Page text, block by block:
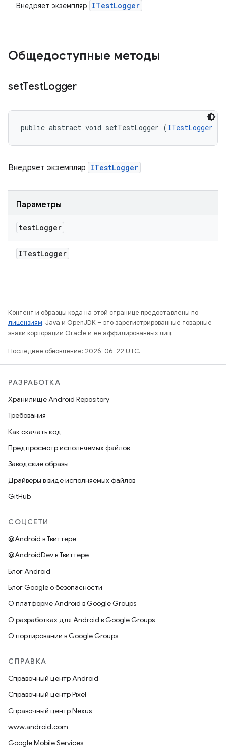
Внедряет экземпляр ITestLogger
Общедоступные методы
setTestLogger
public abstract void setTestLogger (ITestLogger
Внедряет экземпляр ITestLogger
Параметры
testLogger
ITestLogger
Контент и образцы кода на этой странице предоставлены по
лицензиям. Java и OpenJDK – это зарегистрированные товарные
знаки корпорации Oracle и ее аффилированных лиц.
Последнее обновление: 2026-06-22 UTC.
РАЗРАБОТКА
Хранилище Android Repository
Требования
Как скачать код
Предпросмотр исполняемых файлов
Заводские образы
Драйверы в виде исполняемых файлов
GitHub
СОЦСЕТИ
@Android в Твиттере
@AndroidDev в Твиттере
Блог Android
Блог Google о безопасности
О платформе Android в Google Groups
О разработках для Android в Google Groups
О портировании в Google Groups
СПРАВКА
Справочный центр Android
Справочный центр Pixel
Справочный центр Nexus
www.android.com
Google Mobile Services